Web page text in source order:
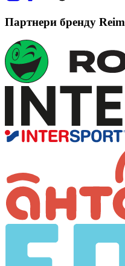
Партнери бренду